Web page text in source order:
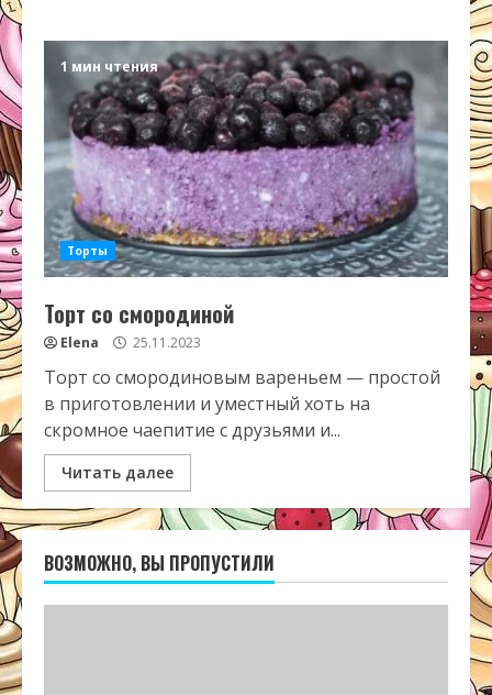
1 мин чтения
Торты
Торт со смородиной
Elena 25.11.2023
Торт со смородиновым вареньем — простой
в приготовлении и уместный хоть на
скромное чаепитие с друзьями и...
Читать далее
ВОЗМОЖНО, ВЫ ПРОПУСТИЛИ